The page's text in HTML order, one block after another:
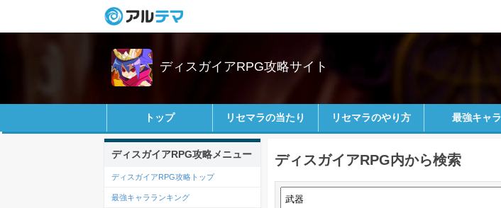
ディスガイアRPG攻略サイト
トップ リセマラの当たり リセマラのやり方 最強キャラ
ディスガイアRPG内から検索
ディスガイアRPG攻略メニュー
ディスガイアRPG攻略トップ
最強キャラランキング